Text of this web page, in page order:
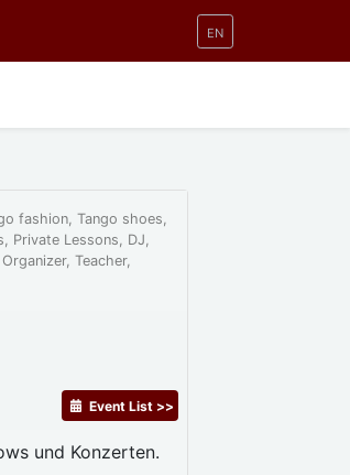
EN
fashion, Tango shoes,
Private Lessons, DJ,
Teacher,
Event List >>
und Konzerten.